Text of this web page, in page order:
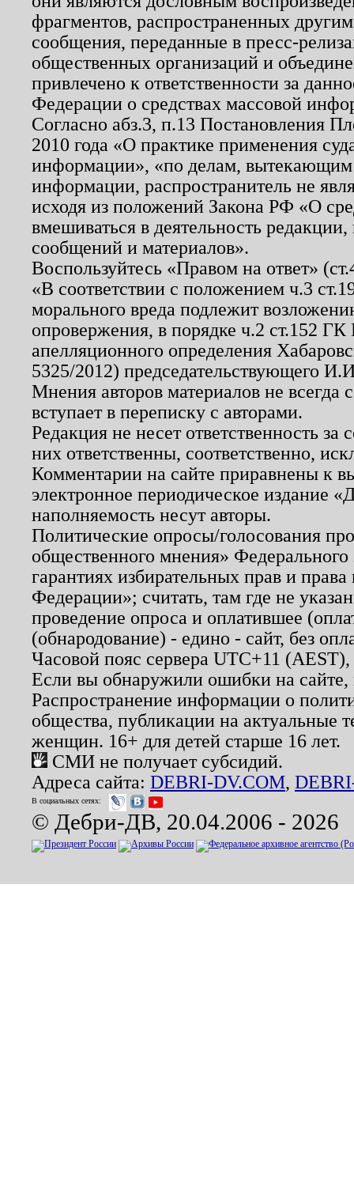
фрагментов, распространенных
сообщения, переданные в пресс-
общественных организаций и
привлечено к ответственности за
Федерации о средствах массовой
Согласно абз.3, п.13 Постановления
2010 года «О практике применения
информации», «по делам, вытекающим
информации, распространитель не
исходя из положений Закона РФ «О
вмешиваться в деятельность
сообщений и материалов».
Воспользуйтесь «Правом на ответ»
«В соответствии с положением ч.3
морального вреда подлежит
опровержения, в порядке ч.2 ст.152
апелляционного определения
5325/2012) председательствующего
Мнения авторов материалов не
вступает в переписку с авторами.
Редакция не несет ответственность
них ответственны, соответственно,
Комментарии на сайте приравнены к
электронное периодическое издание
наполняемость несут авторы.
Политические опросы/голосования
общественного мнения»
гарантиях избирательных прав и
Федерации»; считать, там где не
проведение опроса и оплатившее
(обнародование) - едино - сайт, без
Часовой пояс сервера UTC+11
Если вы обнаружили ошибки на
Распространение информации о
общества, публикации на актуальные
женщин. 16+ для детей старше 16 лет.
СМИ не получает субсидий.
Адреса сайта: DEBRI-DV.COM,
В социальных сетях:
© Дебри-ДВ, 20.04.2006 - 2026